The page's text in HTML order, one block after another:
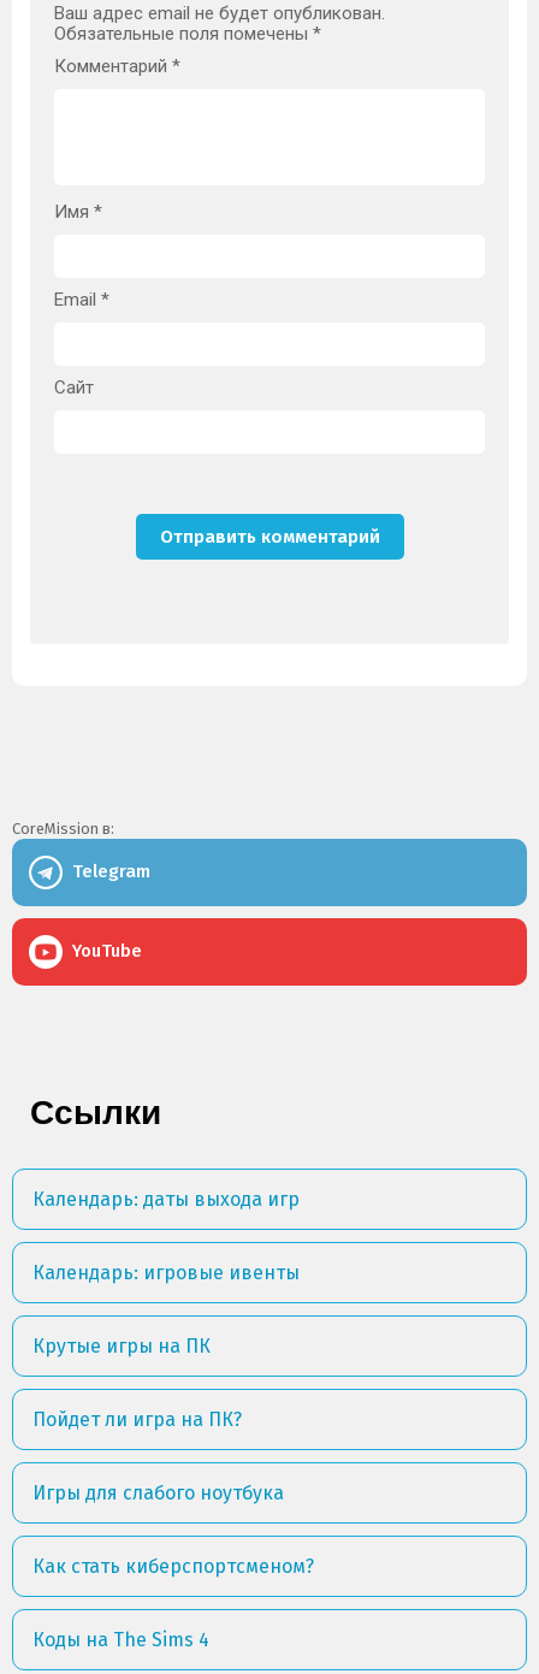
Ваш адрес email не будет опубликован.
Обязательные поля помечены *
Комментарий *
Имя *
Email *
Сайт
CoreMission в:
Telegram
YouTube
Ссылки
Календарь: даты выхода игр
Календарь: игровые ивенты
Крутые игры на ПК
Пойдет ли игра на ПК?
Игры для слабого ноутбука
Как стать киберспортсменом?
Коды на The Sims 4